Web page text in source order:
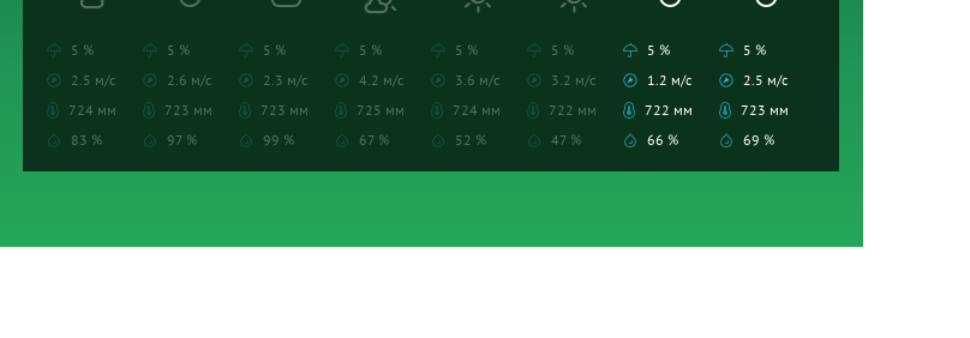
5 %
2.5 м/с
724 мм
83 %
5 %
2.6 м/с
723 мм
97 %
5 %
2.3 м/с
723 мм
99 %
5 %
4.2 м/с
725 мм
67 %
5 %
3.6 м/с
724 мм
52 %
5 %
3.2 м/с
722 мм
47 %
5 %
1.2 м/с
722 мм
66 %
5 %
2.5 м/с
723 мм
69 %